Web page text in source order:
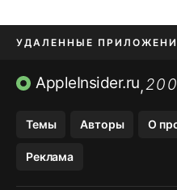
УДАЛЕННЫЕ
ПРИЛОЖЕНИЯ БЕЗ APP
AppleInsider.ru,
Темы Авторы О
Реклама